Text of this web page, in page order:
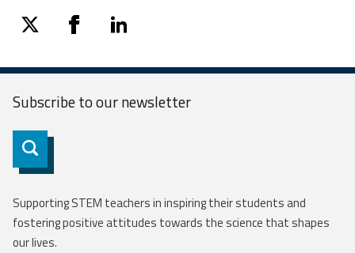
twitter facebooklinkedin
Subscribe to ournewsletter
Subscribe
Supporting STEM teachers in inspiring their students and
fostering positive attitudes towards the science that shapes
our lives.